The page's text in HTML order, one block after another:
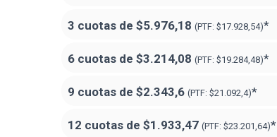
3 cuotas de $5.976,18 (PTF: $17.928,54)*
6 cuotas de $3.214,08 (PTF: $19.284,48)*
9 cuotas de $2.343,6 (PTF: $21.092,4)*
12 cuotas de $1.933,47 (PTF: $23.201,64)*